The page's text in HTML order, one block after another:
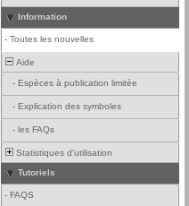
Information
- Toutes les nouvelles
Aide
- Espèces à publication limitée
- Explication des symboles
- les FAQs
Statistiques d'utilisation
Tutoriels
- FAQS